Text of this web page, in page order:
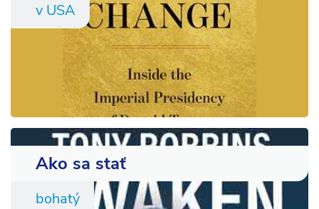
v USA
Ako sa stať
bohatý